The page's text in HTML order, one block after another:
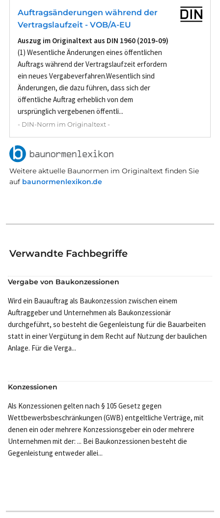
Auftragsänderungen während der
Vertragslaufzeit - VOB/A-EU
Auszug im Originaltext aus DIN 1960 (2019-09)
(1) Wesentliche Änderungen eines öffentlichen
Auftrags während der Vertragslaufzeit erfordern
ein neues Vergabeverfahren.Wesentlich sind
Änderungen, die dazu führen, dass sich der
öffentliche Auftrag erheblich von dem
ursprünglich vergebenen öffentli...
- DIN-Norm im Originaltext -
Weitere aktuelle Baunormen im Originaltext finden Sie
auf baunormenlexikon.de
Verwandte Fachbegriffe
Vergabe von Baukonzessionen
Wird ein Bauauftrag als Baukonzession zwischen einem
Auftraggeber und Unternehmen als Baukonzessionär
durchgeführt, so besteht die Gegenleistung für die Bauarbeiten
statt in einer Vergütung in dem Recht auf Nutzung der baulichen
Anlage. Für die Verga...
Konzessionen
Als Konzessionen gelten nach § 105 Gesetz gegen
Wettbewerbsbeschränkungen (GWB) entgeltliche Verträge, mit
denen ein oder mehrere Konzessionsgeber ein oder mehrere
Unternehmen mit der: ... Bei Baukonzessionen besteht die
Gegenleistung entweder allei...